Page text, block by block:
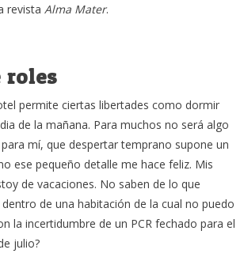
revista Alma Mater.
roles
permite ciertas libertades como dormir
de la mañana. Para muchos no será algo
mí, que despertar temprano supone un
ese pequeño detalle me hace feliz. Mis
de vacaciones. No saben de lo que
dentro de una habitación de la cual no puedo
la incertidumbre de un PCR fechado para el
julio?